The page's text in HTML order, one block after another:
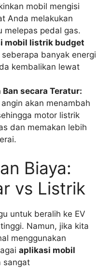
mobil mengisi
Anda melakukan
melepas pedal gas.
mobil listrik budget
banyak energi
kembalikan lewat
Ban secara Teratur:
akan menambah
motor listrik
dan memakan lebih
Biaya:
vs Listrik
untuk beralih ke EV
Namun, jika kita
menggunakan
aplikasi mobil
sangat